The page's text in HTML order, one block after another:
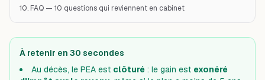
10. FAQ — 10 questions qui reviennent en cabinet
À retenir en 30 secondes
Au décès, le PEA est clôturé : le gain est exonéré